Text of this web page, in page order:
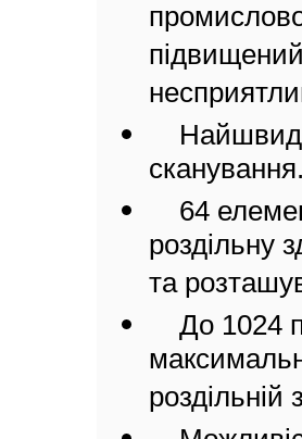
64
роздільну
та
До 1024
роздільній